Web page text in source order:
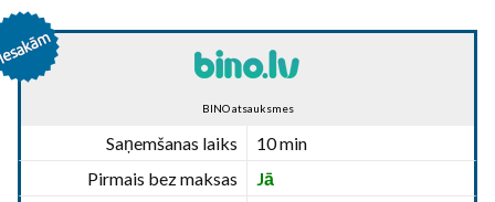
BINO atsauksmes
Saņemšanas laiks
10 min
Pirmais bez maksas
Jā